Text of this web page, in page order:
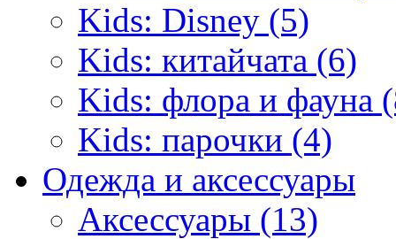
Kids: Disney (5)
Kids: китайчата (6)
Kids: флора и фауна
Kids: парочки (4)
Одежда и аксессуары
Аксессуары (13)